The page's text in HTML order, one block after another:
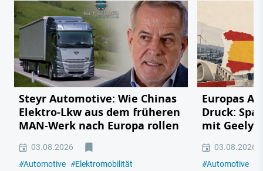
Steyr Automotive: Wie Chinas
Elektro-Lkw aus dem früheren
MAN-Werk nach Europa rollen
03.08.2026
#Automotive #Elektromobilität
Europas
Druck:
mit Geely,
03.08.2026
#Automotive